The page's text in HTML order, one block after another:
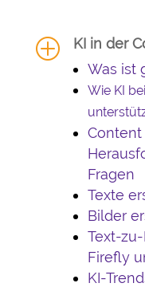
P
KI in der
Was ist
Wie KI
Content
Fragen
Texte
Bilder
Text-
Firefly
KI-